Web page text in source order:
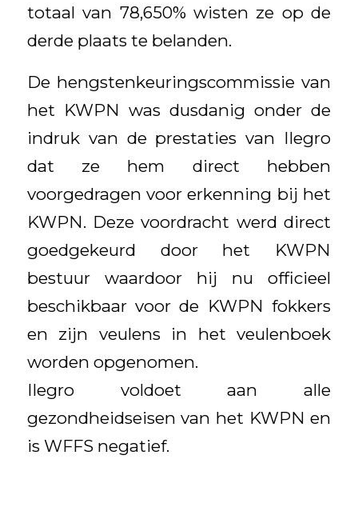
totaal van 78,650% wisten ze op de
derde plaats te belanden.
De hengstenkeuringscommissie van
het KWPN was dusdanig onder de
indruk van de prestaties van Ilegro
dat ze hem direct hebben
voorgedragen voor erkenning bij het
KWPN. Deze voordracht werd direct
goedgekeurd door het KWPN
bestuur waardoor hij nu officieel
beschikbaar voor de KWPN fokkers
en zijn veulens in het veulenboek
worden opgenomen.
Ilegro voldoet aan alle
gezondheidseisen van het KWPN en
is WFFS negatief.